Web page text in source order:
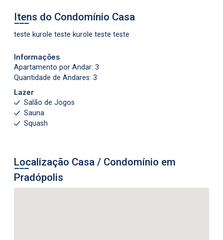
Itens do Condomínio Casa
teste kurole teste kurole teste teste
Informações
Apartamento por Andar: 3
Quantidade de Andares: 3
Lazer
Salão de Jogos
Sauna
Squash
Localização Casa / Condomínio em
Pradópolis